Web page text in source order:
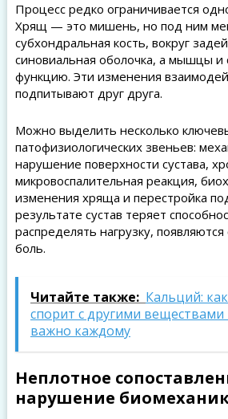
Процесс редко ограничивается
Хрящ — это мишень, но под ним
субхондральная кость, вокруг
синовиальная оболочка, а мышцы и
функцию. Эти изменения
подпитывают друг друга.
Можно выделить несколько
патофизиологических звеньев:
нарушение поверхности сустава,
микровоспалительная реакция,
изменения хряща и перестройка
результате сустав теряет
распределять нагрузку, появляются
боль.
Читайте также: Кальций:
спорит с другими веществами
важно каждому
Неплотное
нарушение